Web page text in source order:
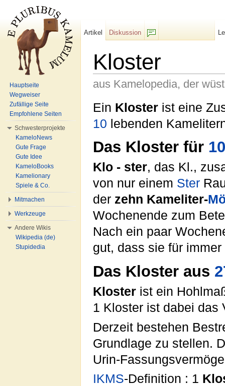
Kloster
aus Kamelopedia, der
Ein Kloster ist eine
10 lebenden
Das Kloster für 10
Klo - ster, das Kl.,
von nur einem Ster
der zehn Kameliter-
Wochenende zum
Nach ein paar
gut, dass sie für
Das Kloster aus
Kloster ist ein
1 Kloster ist dabei
Derzeit bestehen
Grundlage zu stellen.
Urin-
IKMS-Definition : 1
Artikel
Diskussion
Hauptseite
Wegweiser
Zufällige Seite
Empfohlene Seiten
Schwesterprojekte
KameloNews
Gute Frage
Gute Idee
KameloBooks
Kamelionary
Spiele & Co.
Mitmachen
Werkzeuge
Andere Wikis
Wikipedia (de)
Stupidedia